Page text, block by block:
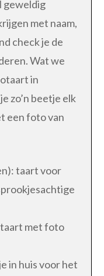
geweldig
met naam,
check je de
Wat we
in
zo’n beetje elk
een foto van
taart voor
met foto
in huis voor het